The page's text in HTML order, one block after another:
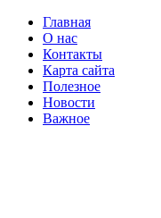
Главная
О нас
Контакты
Карта сайта
Полезное
Новости
Важное